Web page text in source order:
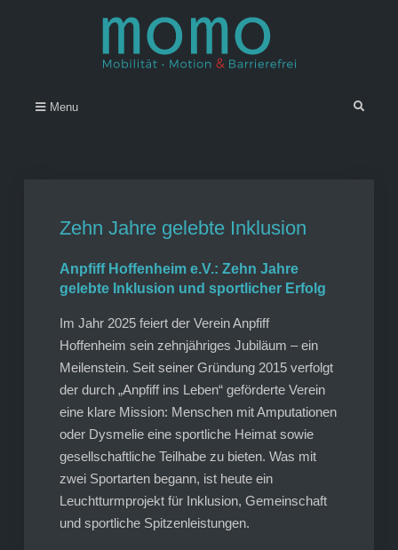
Menu Search
Zehn Jahre gelebte Inklusion
Anpfiff Hoffenheim e.V.: Zehn Jahre
gelebte Inklusion und sportlicher Erfolg
Im Jahr 2025 feiert der Verein Anpfiff
Hoffenheim sein zehnjähriges Jubiläum – ein
Meilenstein. Seit seiner Gründung 2015 verfolgt
der durch „Anpfiff ins Leben“ geförderte Verein
eine klare Mission: Menschen mit Amputationen
oder Dysmelie eine sportliche Heimat sowie
gesellschaftliche Teilhabe zu bieten. Was mit
zwei Sportarten begann, ist heute ein
Leuchtturmprojekt für Inklusion, Gemeinschaft
und sportliche Spitzenleistungen.